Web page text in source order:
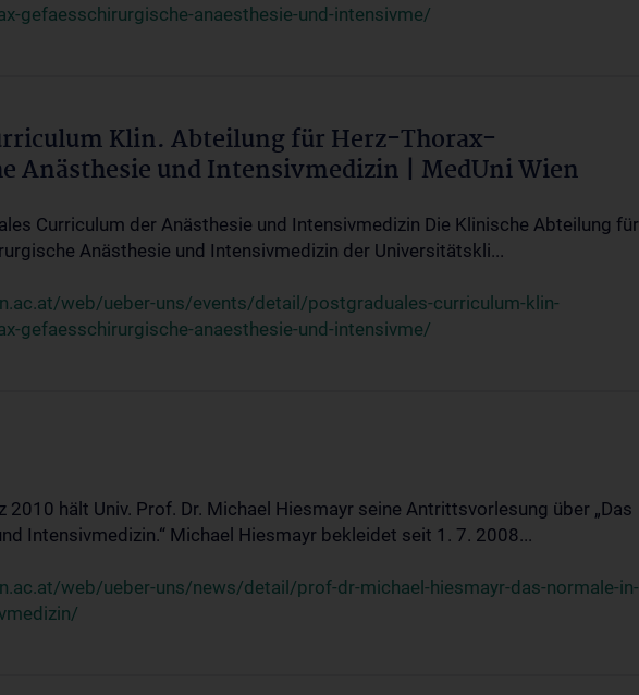
gefaesschirurgische-anaesthesie-und-intensivme/
Klin. Abteilung für Herz-Thorax-
Anästhesie und Intensivmedizin | MedUni Wien
Curriculum der Anästhesie und Intensivmedizin Die Klinische Abteilung für
Anästhesie und Intensivmedizin der Universitätskli...
web/ueber-uns/events/detail/postgraduales-curriculum-klin-
gefaesschirurgische-anaesthesie-und-intensivme/
2010 hält Univ. Prof. Dr. Michael Hiesmayr seine Antrittsvorlesung über „Das
Intensivmedizin.“ Michael Hiesmayr bekleidet seit 1. 7. 2008...
web/ueber-uns/news/detail/prof-dr-michael-hiesmayr-das-normale-in-